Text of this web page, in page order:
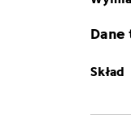
Skład